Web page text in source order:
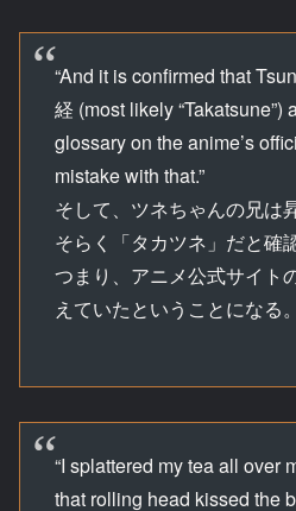
“And it is confirmed that
経 (most likely “Takatsune”)
glossary on the anime’s
mistake with that.”
そして、ツネちゃんの兄は
そらく「タカツネ」だと確
つまり、アニメ公式サイト
えていたということになる。
“I splattered my tea all over
that rolling head kissed the